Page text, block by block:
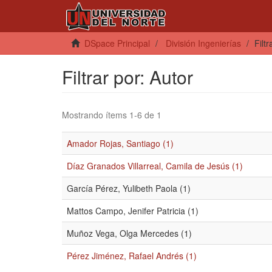
DSpace Principal División Ingenierías
Filtrar por: Autor
Mostrando ítems 1-6 de 1
Amador Rojas, Santiago (1)
Díaz Granados Villarreal, Camila de Jesús (1)
García Pérez, Yulibeth Paola (1)
Mattos Campo, Jenifer Patricia (1)
Muñoz Vega, Olga Mercedes (1)
Pérez Jiménez, Rafael Andrés (1)